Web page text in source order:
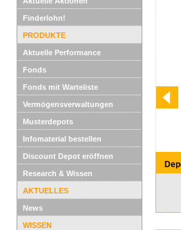
Finderlohn!
PRODUKTE
Aktuelle Performance
Fonds
Fonds mit Warteliste
Vermögensverwaltungen
Musterdepots
Infomaterial bestellen
Discount Depot eröffnen
Research & Wissen
AKTUELLES
News
WISSEN